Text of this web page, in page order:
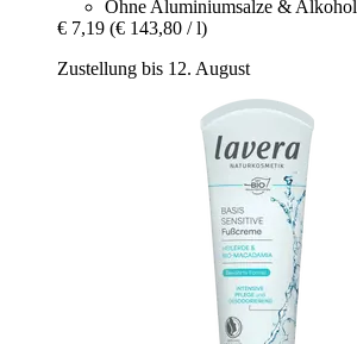
Ohne Aluminiumsalze & Alkohol
€ 7,19 (€ 143,80 / l)
Zustellung bis 12. August